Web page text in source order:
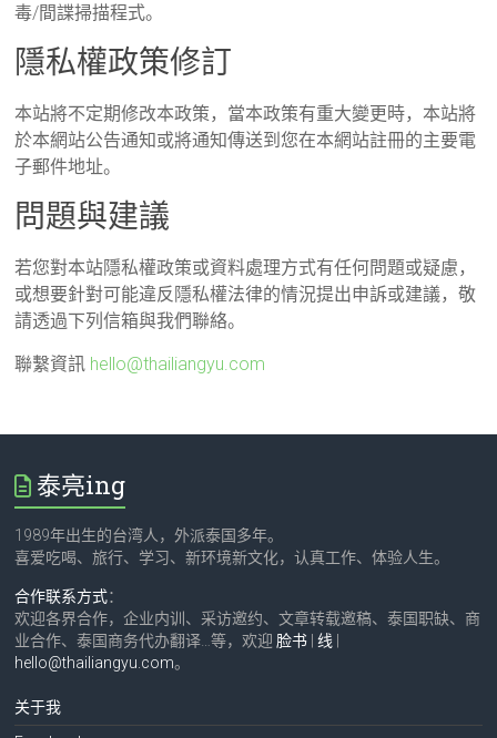
毒/間諜掃描程式。
隱私權政策修訂
本站將不定期修改本政策，當本政策有重大變更時，本站將
於本網站公告通知或將通知傳送到您在本網站註冊的主要電
子郵件地址。
問題與建議
若您對本站隱私權政策或資料處理方式有任何問題或疑慮，
或想要針對可能違反隱私權法律的情況提出申訴或建議，敬
請透過下列信箱與我們聯絡。
聯繫資訊 hello@thailiangyu.com
泰亮ing
1989年出生的台湾人，外派泰国多年。
喜爱吃喝、旅行、学习、新环境新文化，认真工作、体验人生。
合作联系方式：
欢迎各界合作，企业内训、采访邀约、文章转载邀稿、泰国职缺、商
业合作、泰国商务代办翻译…等，欢迎 脸书 |线
hello@thailiangyu.com。
关于我